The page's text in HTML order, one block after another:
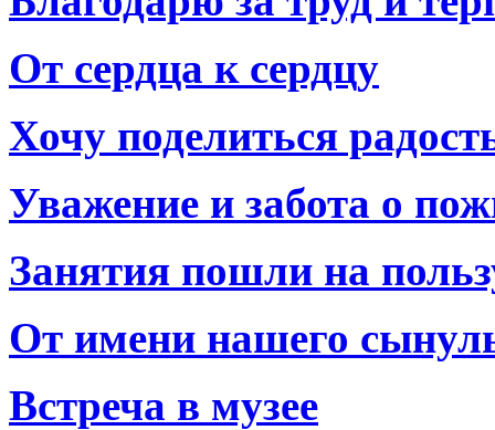
От сердца к сердцу
Хочу поделиться
Уважение и забота о
Занятия пошли на
От имени нашего
Встреча в музее